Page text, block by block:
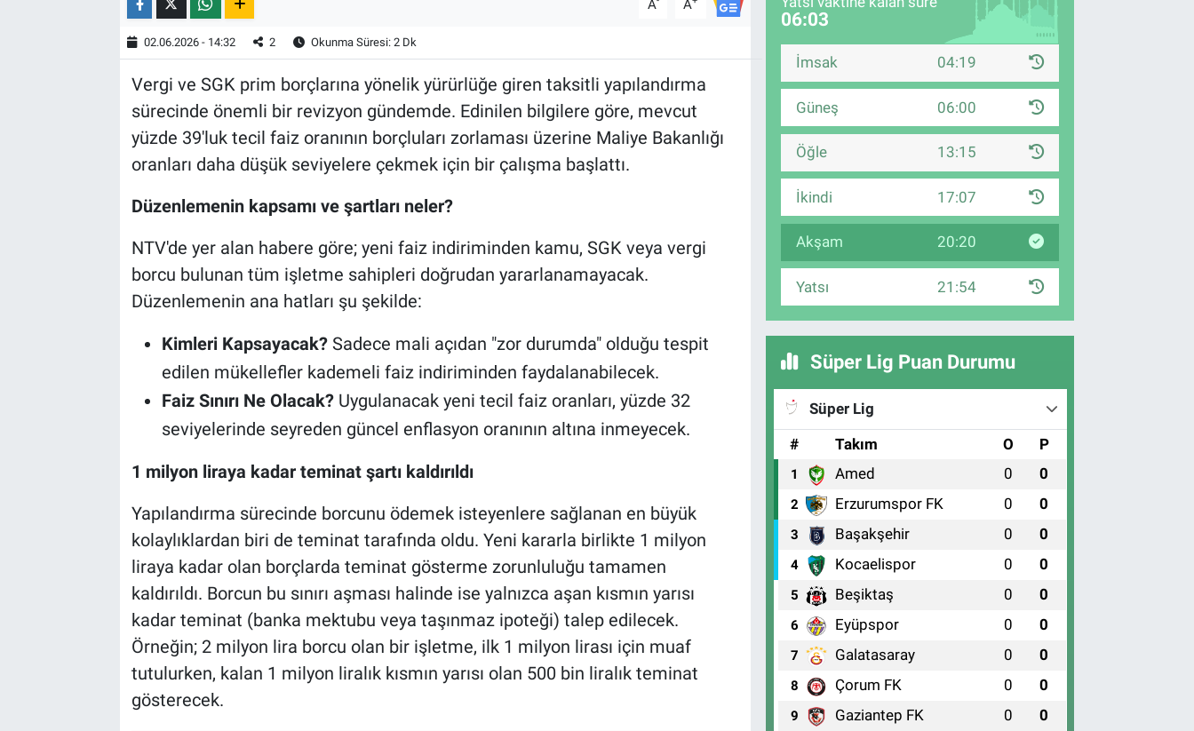
A A
02.06.2026 - 14:32 2 Okunma Süresi: 2 Dk
Vergi ve SGK prim borçlarına yönelik yürürlüğe giren taksitli yapılandırma
sürecinde önemli bir revizyon gündemde. Edinilen bilgilere göre, mevcut
yüzde 39'luk tecil faiz oranının borçluları zorlaması üzerine Maliye Bakanlığı
oranları daha düşük seviyelere çekmek için bir çalışma başlattı.
Düzenlemenin kapsamı ve şartları neler?
NTV'de yer alan habere göre; yeni faiz indiriminden kamu, SGK veya vergi
borcu bulunan tüm işletme sahipleri doğrudan yararlanamayacak.
Düzenlemenin ana hatları şu şekilde:
Kimleri Kapsayacak?Sadece mali açıdan "zor durumda" olduğu tespit
edilen mükellefler kademeli faiz indiriminden faydalanabilecek.
Faiz Sınırı Ne Olacak?Uygulanacak yeni tecil faiz oranları, yüzde 32
seviyelerinde seyreden güncel enflasyon oranının altına inmeyecek.
1 milyon liraya kadar teminat şartı kaldırıldı
Yapılandırma sürecinde borcunu ödemek isteyenlere sağlanan en büyük
kolaylıklardan biri de teminat tarafında oldu. Yeni kararla birlikte 1 milyon
liraya kadar olan borçlarda teminat gösterme zorunluluğu tamamen
kaldırıldı. Borcun bu sınırı aşması halinde ise yalnızca aşan kısmın yarısı
kadar teminat (banka mektubu veya taşınmaz ipoteği) talep edilecek.
Örneğin; 2 milyon lira borcu olan bir işletme, ilk 1 milyon lirası için muaf
tutulurken, kalan 1 milyon liralık kısmın yarısı olan 500 bin liralık teminat
gösterecek.
06:02
İmsak 04:19
Güneş 06:00
Öğle 13:15
İkindi 17:07
Akşam 20:20
Yatsı 21:54
Süper Lig Puan Durumu
Süper Lig
#
Takım O P
1 Amed 0 0
2 Erzurumspor FK 0 0
3 Başakşehir 0 0
4 Kocaelispor 0 0
5 Beşiktaş 0 0
6 Eyüpspor 0 0
7 Galatasaray 0 0
8 Çorum FK 0 0
9 Gaziantep FK 0 0